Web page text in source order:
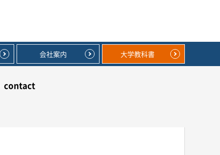
会社案内 大学教科書
contact